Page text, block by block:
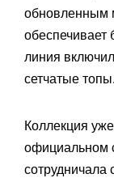
обновленным
обеспечивает
линия
сетчатые топы.
Коллекция
официальном
сотрудничала